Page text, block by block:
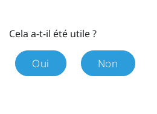
Cela a-t-il été utile ?
Oui Non